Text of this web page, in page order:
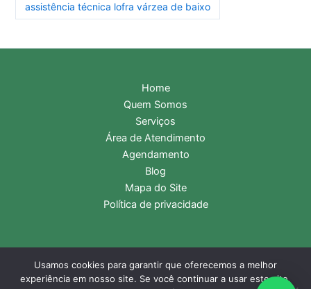
assistência técnica lofra várzea de baixo
Home
Quem Somos
Serviços
Área de Atendimento
Agendamento
Blog
Mapa do Site
Política de privacidade
Copyright © 2026 Assistência Técnica Lofra | Central de
Usamos cookies para garantir que oferecemos a melhor
experiência em nosso site. Se você continuar a usar este site,